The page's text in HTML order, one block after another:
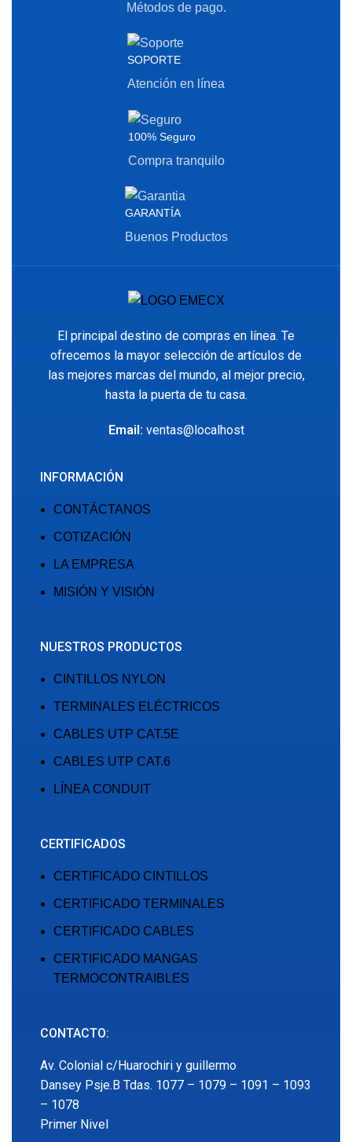
Métodos de pago.
SOPORTE
Atención en línea
100% Seguro
Compra tranquilo
GARANTÍA
Buenos Productos
El principal destino de compras en línea. Te
ofrecemos la mayor selección de artículos de
las mejores marcas del mundo, al mejor precio,
hasta la puerta de tu casa.
Email: ventas@localhost
INFORMACIÓN
CONTÁCTANOS
COTIZACIÓN
LA EMPRESA
MISIÓN Y VISIÓN
NUESTROS PRODUCTOS
CINTILLOS NYLON
TERMINALES ELÉCTRICOS
CABLES UTP CAT.5E
CABLES UTP CAT.6
LÍNEA CONDUIT
CERTIFICADOS
CERTIFICADO CINTILLOS
CERTIFICADO TERMINALES
CERTIFICADO CABLES
CERTIFICADO MANGAS
TERMOCONTRAIBLES
CONTACTO:
Av. Colonial c/Huarochiri y guillermo
Dansey Psje.B Tdas. 1077 – 1079 – 1091 – 1093
– 1078
Primer Nivel